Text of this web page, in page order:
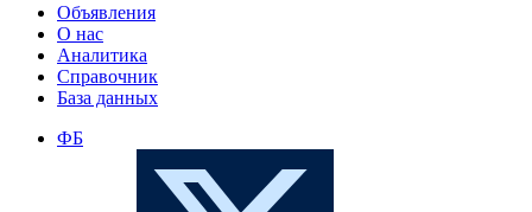
Объявления
О нас
Аналитика
Справочник
База данных
ФБ